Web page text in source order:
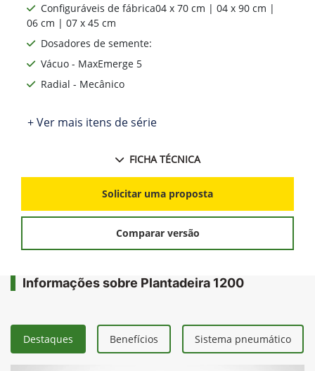
Dosagem de sementes com alta precisão e
Promover um espaçamento equidistante entre sementes é
essencial para se aproveitar os nutrientes disponíveis no solo
Série 1200 conta com o Dosador MaxEmerge™ 5, que melhora